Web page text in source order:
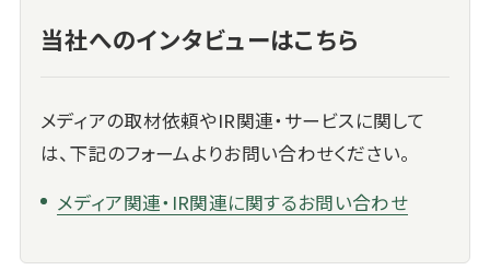
当社へのインタビューはこちら
メディアの取材依頼やIR関連・サービスに関して
は、下記のフォームよりお問い合わせください。
メディア関連・IR関連に関するお問い合わせ